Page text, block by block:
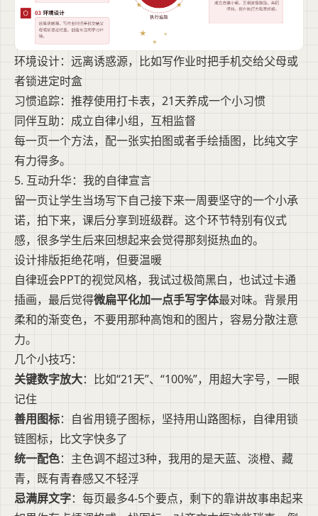
环境设计：远离诱惑源，比如写作业时把手机交给父母或
者锁进定时盒
习惯追踪：推荐使用打卡表，21天养成一个小习惯
同伴互助：成立自律小组，互相监督
每一页一个方法，配一张实拍图或者手绘插图，比纯文字
有力得多。
5. 互动升华：我的自律宣言
留一页让学生当场写下自己接下来一周要坚守的一个小承
诺，拍下来，课后分享到班级群。这个环节特别有仪式
感，很多学生后来回想起来会觉得那刻挺热血的。
设计排版拒绝花哨，但要温暖
自律班会PPT的视觉风格，我试过极简黑白，也试过卡通
插画，最后觉得微扁平化加一点手写字体最对味。背景用
柔和的渐变色，不要用那种高饱和的图片，容易分散注意
力。
几个小技巧：
关键数字放大：比如“21天”、“100%”，用超大字号，一眼
记住
善用图标：自省用镜子图标，坚持用山路图标，自律用锁
链图标，比文字快多了
统一配色：主色调不超过3种，我用的是天蓝、淡橙、藏
青，既有青春感又不轻浮
忌满屏文字：每页最多4-5个要点，剩下的靠讲故事串起来